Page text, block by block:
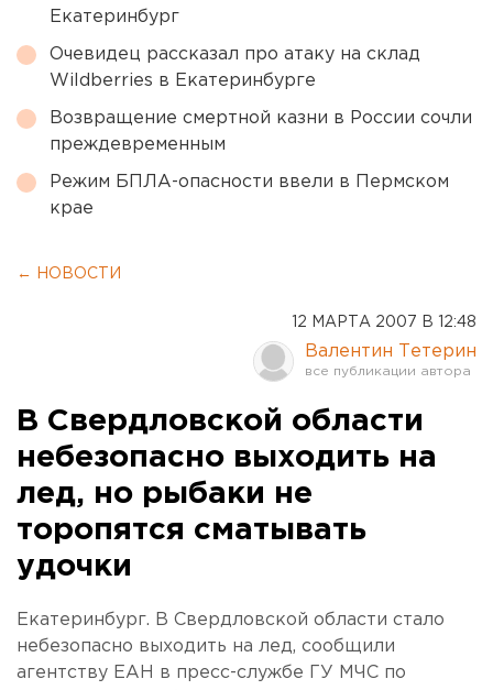
Екатеринбург
Очевидец рассказал про атаку на склад
Wildberries в Екатеринбурге
Возвращение смертной казни в России сочли
преждевременным
Режим БПЛА-опасности ввели в Пермском
крае
← НОВОСТИ
12 МАРТА 2007 В 12:48
Валентин Тетерин
В Свердловской области
небезопасно выходить на
лед, но рыбаки не
торопятся сматывать
удочки
Екатеринбург. В Свердловской области стало
небезопасно выходить на лед, сообщили
агентству ЕАН в пресс-службе ГУ МЧС по